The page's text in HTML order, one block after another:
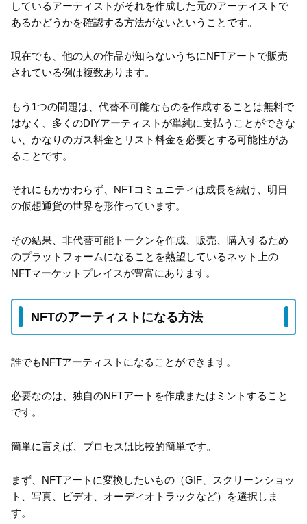
しているアーティストがそれを作成した元のアーティストで
あるかどうかを確認する方法がないということです。
現在でも、他の人の作品が知らないうちにNFTアートで販売
されている例は複数あります。
もう1つの問題は、代替不可能なものを作成することは無料で
はなく、多くのDIYアーティストが単純に支払うことができな
い、かなりのガス料金とリスト料金を必要とする可能性があ
ることです。
それにもかかわらず、NFTコミュニティは成長を続け、明日
の仮想通貨の世界を形作っています。
その結果、非代替可能トークンを作成、販売、購入するため
のプラットフォームになることを熱望しているネット上の
NFTマーケットプレイスが豊富にあります。
NFTのアーティストになる方法
誰でもNFTアーティストになることができます。
必要なのは、独自のNFTアートを作成またはミントすること
です。
簡単に言えば、プロセスは比較的簡単です。
まず、NFTアートに変換したいもの（GIF、スクリーンショッ
ト、写真、ビデオ、オーディオトラックなど）を選択しま
す。